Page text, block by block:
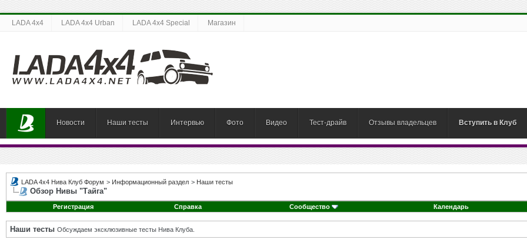
LADA 4x4 LADA 4x4 Urban LADA 4x4 Special Магазин
Новости Наши тесты Интервью Фото Видео Тест-драйв Отзывы владельцев Вступить в Клуб
LADA 4x4 Нива Клуб Форум > Информационный раздел > Наши тесты
Обзор Нивы "Тайга"
Регистрация
Справка Сообщество Календарь
Наши тесты Обсуждаем эксклюзивные тесты Нива Клуба.